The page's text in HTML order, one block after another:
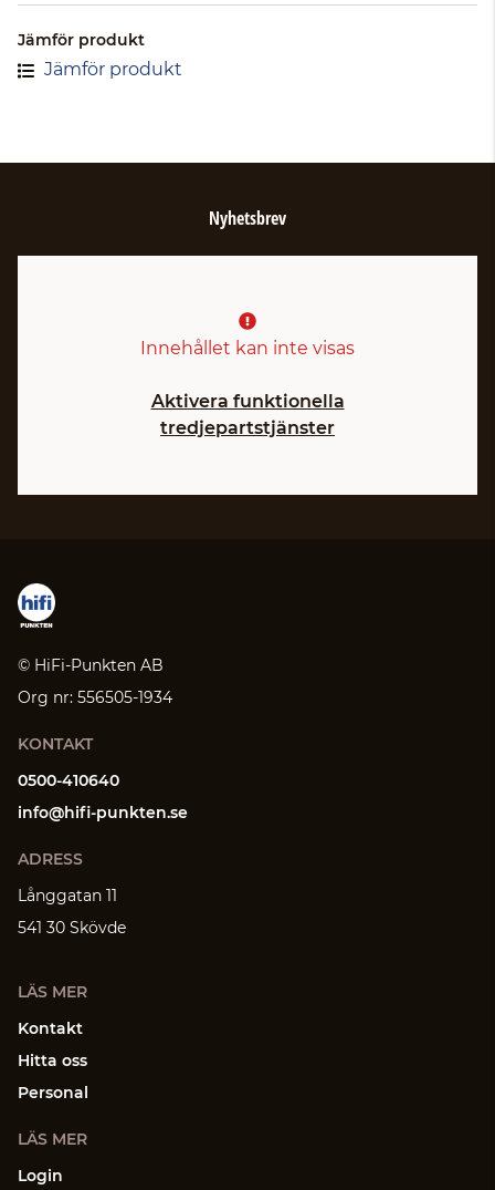
Jämför produkt
Jämför produkt
Nyhetsbrev
Innehållet kan inte visas
Aktivera funktionella
tredjepartstjänster
© HiFi-Punkten AB
Org nr: 556505-1934
KONTAKT
0500-410640
info@hifi-punkten.se
ADRESS
Långgatan 11
541 30 Skövde
LÄS MER
Kontakt
Hitta oss
Personal
LÄS MER
Login